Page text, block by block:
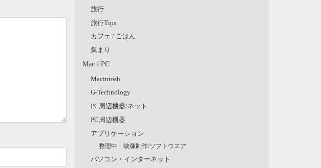
旅行
旅行Tips
カフェ / ごはん
集まり
Mac / PC
Macintosh
G-Technology
PC周辺機器/ネット
PC周辺機器
アプリケーション
整理中 映像制作/ソフトウエア
パソコン・インターネット